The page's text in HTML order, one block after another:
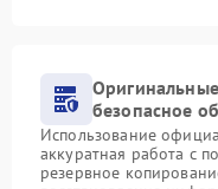
безопасное
Использование
аккуратная работа с
резервное